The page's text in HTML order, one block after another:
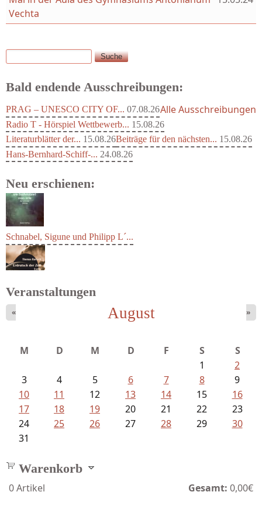
Vechta
Suchformular
Suche
Bald endende Ausschreibungen:
PRAG – UNESCO CITY OF... 07.08.26
Radio T - Hörspiel Wettbewerb... 15.08.26
Literaturblätter der... 15.08.26Beiträge für den nächsten... 15.08.26
Hans-Bernhard-Schiff-... 24.08.26
Alle Ausschreibungen
Neu erschienen:
Schnabel, Sigune und Philipp L´...
Veranstaltungen
August
« »
M D M D F S
S
1
2
3
4 5 6 7 8
9
10
11 12 13 14 15
16
17
18 19 20 21 22
23
24
25 26 27 28 29
30
31
Warenkorb
0Artikel Gesamt: 0,00€